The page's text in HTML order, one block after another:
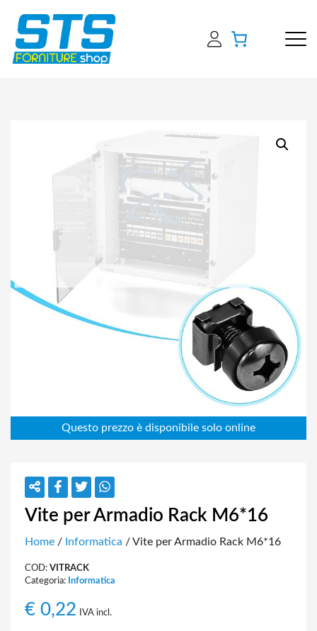
Vite per Armadio Rack M6*16
Home / Informatica / Vite per Armadio Rack M6*16
COD: VITRACK
Categoria: Informatica
€ 0,22 IVA incl.